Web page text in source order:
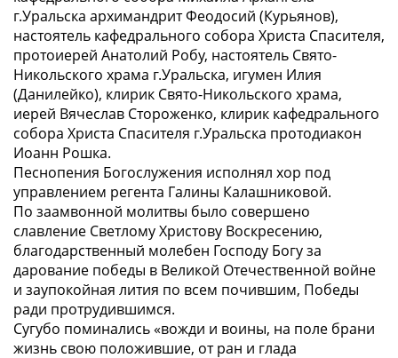
г.Уральска архимандрит Феодосий (Курьянов),
настоятель кафедрального собора Христа Спасителя,
протоиерей Анатолий Робу, настоятель Свято-
Никольского храма г.Уральска, игумен Илия
(Данилейко), клирик Свято-Никольского храма,
иерей Вячеслав Стороженко, клирик кафедрального
собора Христа Спасителя г.Уральска протодиакон
Иоанн Рошка.
Песнопения Богослужения исполнял хор под
управлением регента Галины Калашниковой.
По заамвонной молитвы было совершено
славление Светлому Христову Воскресению,
благодарственный молебен Господу Богу за
дарование победы в Великой Отечественной войне
и заупокойная лития по всем почившим, Победы
ради протрудившимся.
Сугубо поминались «вожди и воины, на поле брани
жизнь свою положившие, от ран и глада